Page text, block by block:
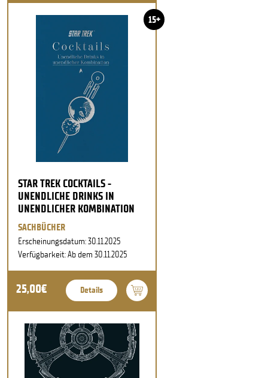
15+
STAR TREK COCKTAILS -
UNENDLICHE DRINKS IN
UNENDLICHER KOMBINATION
SACHBÜCHER
Erscheinungsdatum: 30.11.2025
Verfügbarkeit: Ab dem 30.11.2025
25,00€ Details